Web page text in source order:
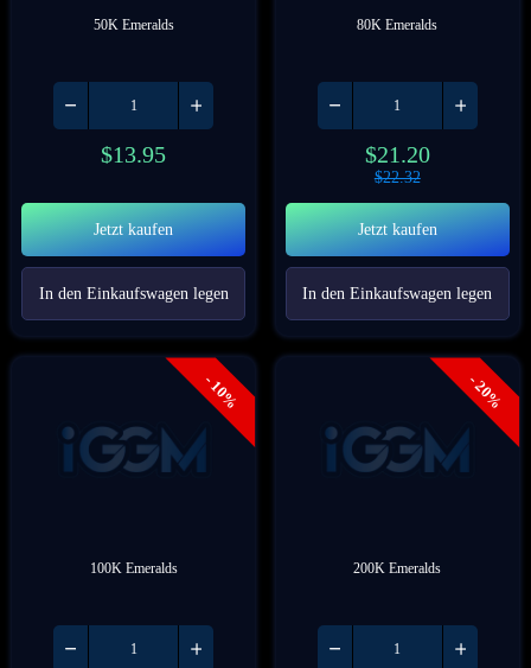
50K Emeralds
$13.95
Jetzt kaufen
In den Einkaufswagen legen
80K Emeralds
$21.20
$22.32
Jetzt kaufen
In den Einkaufswagen legen
- 10%
100K Emeralds
- 20%
200K Emeralds